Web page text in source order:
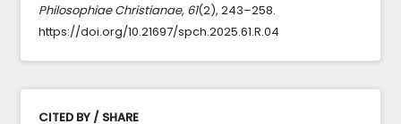
Philosophiae Christianae, 61(2), 243–258.
https://doi.org/10.21697/spch.2025.61.R.04
CITED BY / SHARE